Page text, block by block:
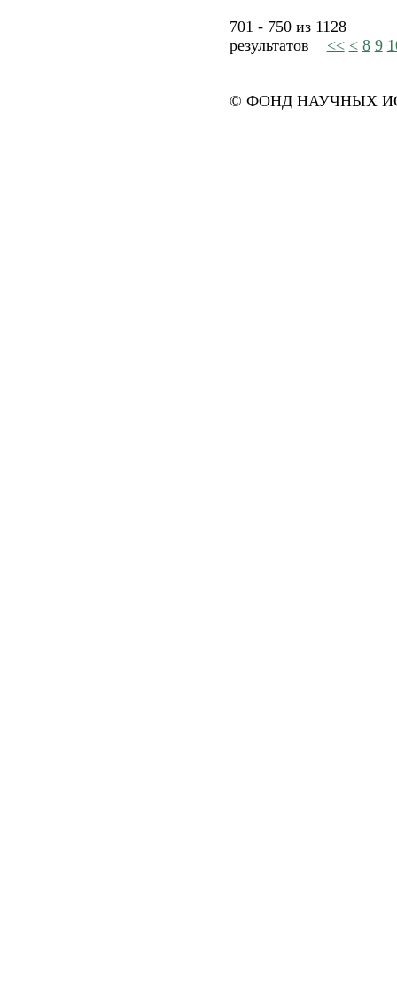
701 - 750 из 1128
результатов << < 8 9
© ФОНД НАУЧНЫХ